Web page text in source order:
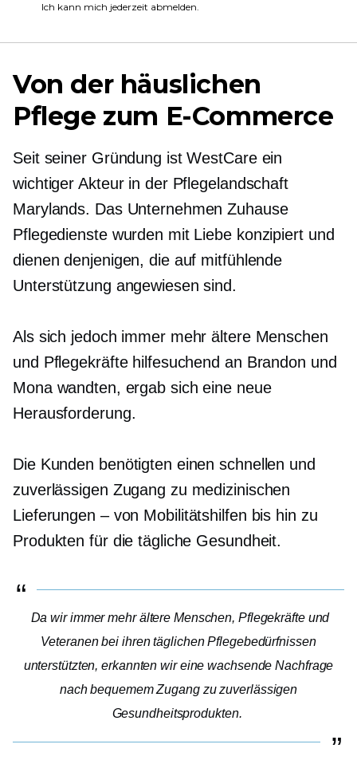
Ich kann mich jederzeit abmelden.
Von der häuslichen
Pflege zum E-Commerce
Seit seiner Gründung ist WestCare ein
wichtiger Akteur in der Pflegelandschaft
Marylands. Das UnternehmenZuhause
Pflegedienste wurden mit Liebe konzipiert und
dienen denjenigen, die auf mitfühlende
Unterstützung angewiesen sind.
Als sich jedoch immer mehr ältere Menschen
und Pflegekräfte hilfesuchend an Brandon und
Mona wandten, ergab sich eine neue
Herausforderung.
Die Kunden benötigten einen schnellen und
zuverlässigen Zugang zu medizinischen
Lieferungen – von Mobilitätshilfen bis hin zu
Produkten für die tägliche Gesundheit.
Da wir immer mehr ältere Menschen, Pflegekräfte und
Veteranen bei ihren täglichen Pflegebedürfnissen
unterstützten, erkannten wir eine wachsende Nachfrage
nach bequemem Zugang zu zuverlässigen
Gesundheitsprodukten.